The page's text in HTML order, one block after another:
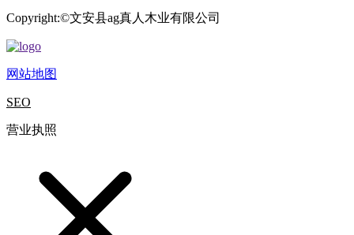
Copyright:©文安县ag真人木业有限公司
网站地图
SEO
营业执照